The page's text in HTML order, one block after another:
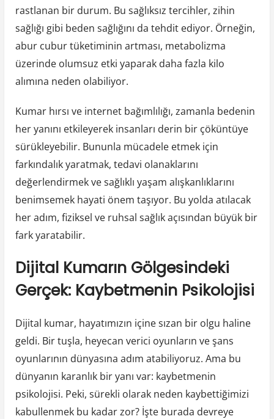
rastlanan bir durum. Bu sağlıksız tercihler, zihin
sağlığı gibi beden sağlığını da tehdit ediyor. Örneğin,
abur cubur tüketiminin artması, metabolizma
üzerinde olumsuz etki yaparak daha fazla kilo
alımına neden olabiliyor.
Kumar hırsı ve internet bağımlılığı, zamanla bedenin
her yanını etkileyerek insanları derin bir çöküntüye
sürükleyebilir. Bununla mücadele etmek için
farkındalık yaratmak, tedavi olanaklarını
değerlendirmek ve sağlıklı yaşam alışkanlıklarını
benimsemek hayati önem taşıyor. Bu yolda atılacak
her adım, fiziksel ve ruhsal sağlık açısından büyük bir
fark yaratabilir.
Dijital Kumarın Gölgesindeki
Gerçek: Kaybetmenin Psikolojisi
Dijital kumar, hayatımızın içine sızan bir olgu haline
geldi. Bir tuşla, heyecan verici oyunların ve şans
oyunlarının dünyasına adım atabiliyoruz. Ama bu
dünyanın karanlık bir yanı var: kaybetmenin
psikolojisi. Peki, sürekli olarak neden kaybettiğimizi
kabullenmek bu kadar zor? İşte burada devreye